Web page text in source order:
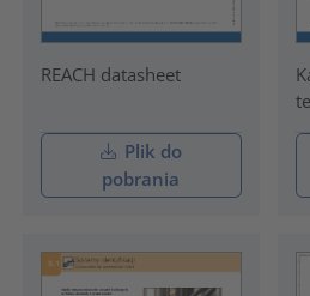
REACH datasheet
Plik do
pobrania